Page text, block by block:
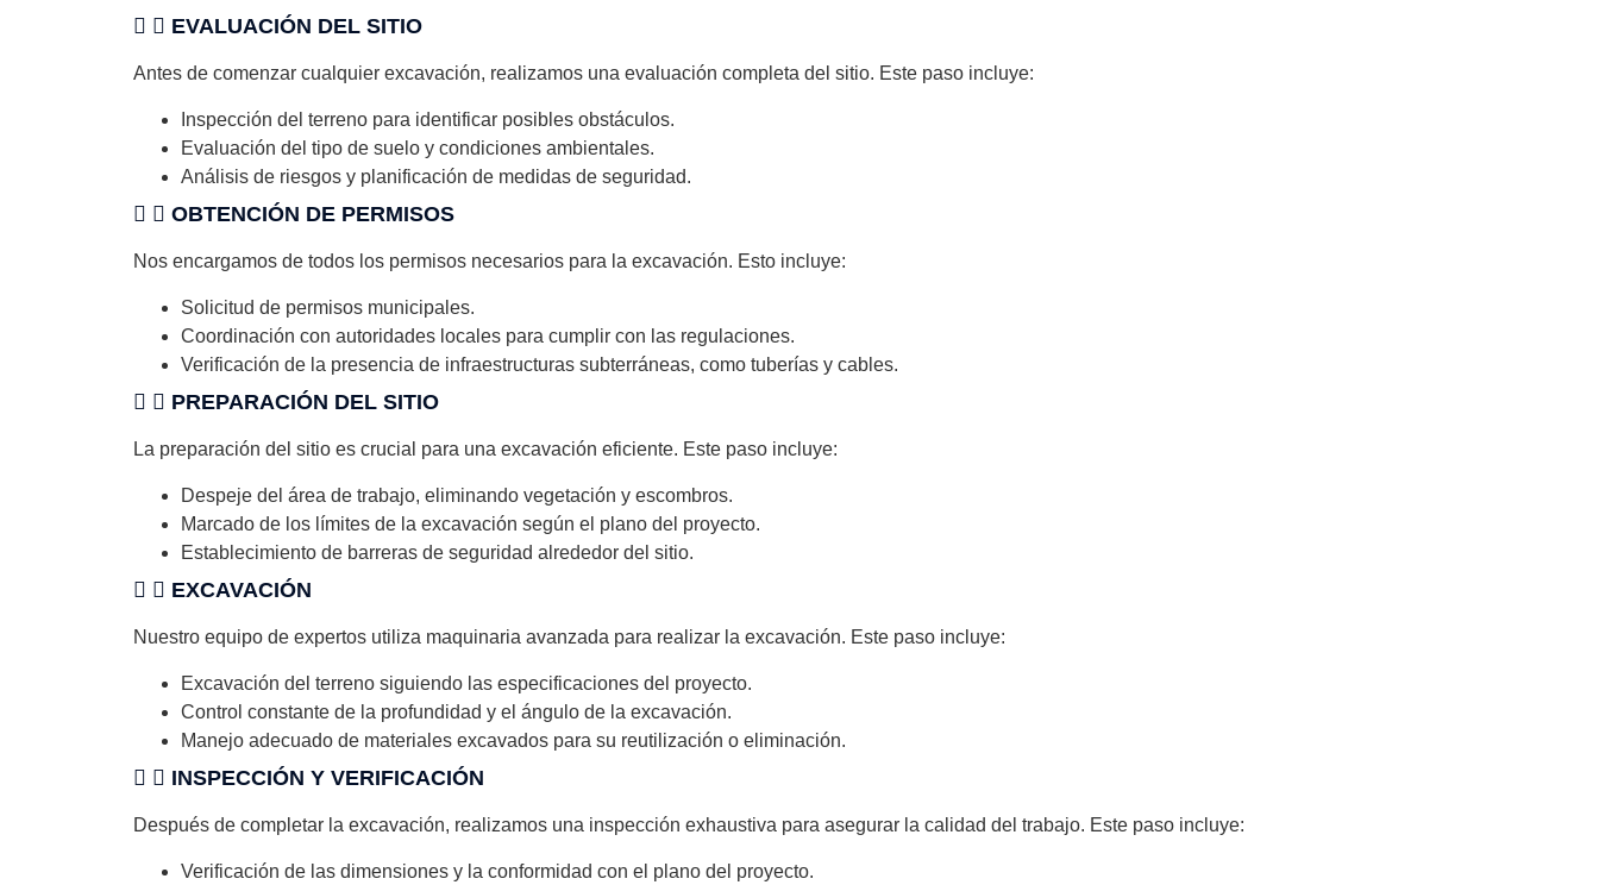
EVALUACIÓN DEL SITIO
Antes de comenzar cualquier excavación, realizamos una evaluación completa del sitio. Este paso incluye:
Inspección del terreno para identificar posibles obstáculos.
Evaluación del tipo de suelo y condiciones ambientales.
Análisis de riesgos y planificación de medidas de seguridad.
OBTENCIÓN DE PERMISOS
Nos encargamos de todos los permisos necesarios para la excavación. Esto incluye:
Solicitud de permisos municipales.
Coordinación con autoridades locales para cumplir con las regulaciones.
Verificación de la presencia de infraestructuras subterráneas, como tuberías y cables.
PREPARACIÓN DEL SITIO
La preparación del sitio es crucial para una excavación eficiente. Este paso incluye:
Despeje del área de trabajo, eliminando vegetación y escombros.
Marcado de los límites de la excavación según el plano del proyecto.
Establecimiento de barreras de seguridad alrededor del sitio.
EXCAVACIÓN
Nuestro equipo de expertos utiliza maquinaria avanzada para realizar la excavación. Este paso incluye:
Excavación del terreno siguiendo las especificaciones del proyecto.
Control constante de la profundidad y el ángulo de la excavación.
Manejo adecuado de materiales excavados para su reutilización o eliminación.
INSPECCIÓN Y VERIFICACIÓN
Después de completar la excavación, realizamos una inspección exhaustiva para asegurar la calidad del trabajo. Este paso incluye:
Verificación de las dimensiones y la conformidad con el plano del proyecto.